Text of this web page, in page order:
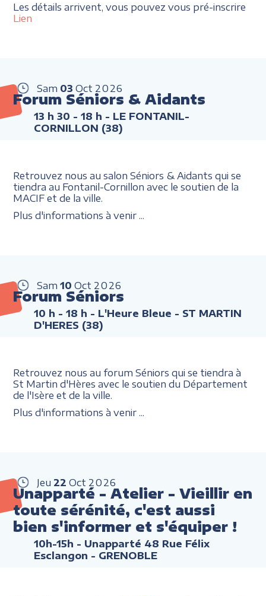
Les détails arrivent, vous pouvez vous pré-inscrire
Lien
Sam 03 Oct 2026
Forum Séniors & Aidants
13 h 30 - 18 h - LE FONTANIL-
CORNILLON (38)
Retrouvez nous au salon Séniors & Aidants qui se
tiendra au Fontanil-Cornillon avec le soutien de la
MACIF et de la ville.
Plus d'informations à venir ...
Sam 10 Oct 2026
Forum Séniors
10 h - 18 h - L'Heure Bleue - ST MARTIN
D'HERES (38)
Retrouvez nous au forum Séniors qui se tiendra à
St Martin d'Hères avec le soutien du Département
de l'Isère et de la ville.
Plus d'informations à venir ...
Jeu 22 Oct 2026
Unapparté - Atelier - Vieillir en
toute sérénité, c'est aussi
bien s'informer et s'équiper !
10h-15h - Unapparté 48 Rue Félix
Esclangon - GRENOBLE